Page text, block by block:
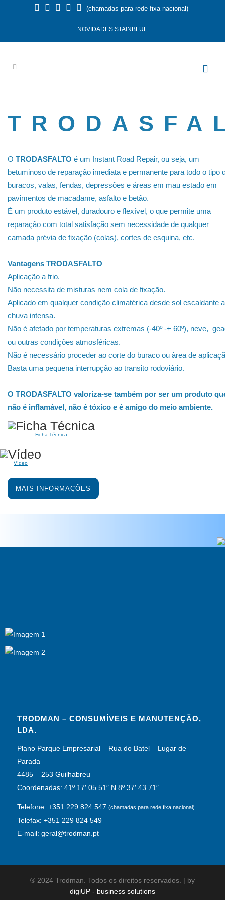
(chamadas para rede fixa nacional)
NOVIDADES STAINBLUE
O TRODASFALTO é um Instant Road Repair, ou seja, um
betuminoso de reparação imediata e permanente para todo o tipo
buracos, valas, fendas, depressões e áreas em mau estado em
pavimentos de macadame, asfalto e betão.
É um produto estável, duradouro e flexível, o que permite uma
reparação com total satisfação sem necessidade de qualquer
camada prévia de fixação (colas), cortes de esquina, etc.
Vantagens TRODASFALTO
Aplicação a frio.
Não necessita de misturas nem cola de fixação.
Aplicado em qualquer condição climatérica desde sol escaldante a
chuva intensa.
Não é afetado por temperaturas extremas (-40º -+ 60º), neve,
ou outras condições atmosféricas.
Não é necessário proceder ao corte do buraco ou àrea de
Basta uma pequena interrupção ao transito rodoviário.
O TRODASFALTO valoriza-se também por ser um produto
não é inflamável, não é tóxico e é amigo do meio ambiente.
Ficha Técnica
Vídeo
MAIS INFORMAÇÔES
TRODMAN – CONSUMÍVEIS E MANUTENÇÃO,
LDA.
Plano Parque Empresarial – Rua do Batel – Lugar de
Parada
4485 – 253 Guilhabreu
Coordenadas: 41º 17′ 05.51″ N 8º 37′ 43.71″
Telefone: +351 229 824 547(chamadas para rede fixa nacional)
Telefax: +351 229 824 549
E-mail: geral@trodman.pt
® 2024 Trodman. Todos os direitos reservados. | by
digiUP - business solutions